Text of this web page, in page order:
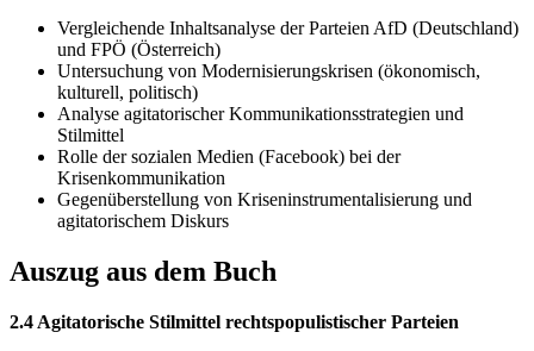
Vergleichende Inhaltsanalyse der Parteien AfD (Deutschland)
und FPÖ (Österreich)
Untersuchung von Modernisierungskrisen (ökonomisch,
kulturell, politisch)
Analyse agitatorischer Kommunikationsstrategien und
Stilmittel
Rolle der sozialen Medien (Facebook) bei der
Krisenkommunikation
Gegenüberstellung von Kriseninstrumentalisierung und
agitatorischem Diskurs
Auszug aus dem Buch
2.4 Agitatorische Stilmittel rechtspopulistischer Parteien